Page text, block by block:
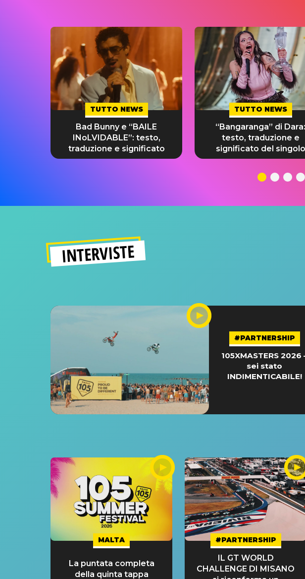
TUTTO NEWS
Bad Bunny e “BAILE
INoLVIDABLE”: testo,
traduzione e significato
TUTTO NEWS
“Bangaranga” di Dara:
testo, traduzione e
significato del singolo
INTERVISTE
#PARTNERSHIP
105XMASTERS 2026
sei stato
INDIMENTICABILE!
MALTA
La puntata completa
della quinta tappa
#PARTNERSHIP
IL GT WORLD
CHALLENGE DI MISANO